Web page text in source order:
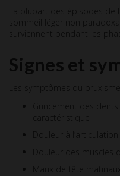
La plupart des épisodes de
sommeil léger non
surviennent pendant les
Signes et
Les symptômes du
Grincement des
caractéristique
Douleur à
Douleur des muscles
Maux de tête